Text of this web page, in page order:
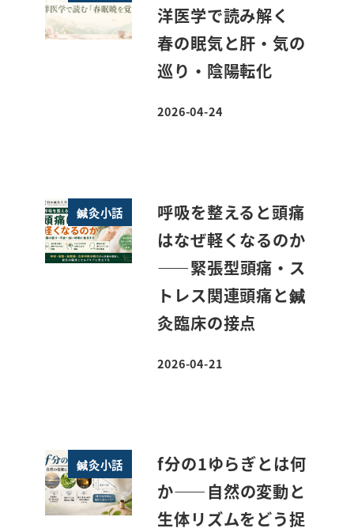
洋医学で読み解く
春の眠気と肝・気の
巡り・陰陽転化
投稿日
2026-04-24
鍼灸小話
呼吸を整えると頭痛
はなぜ軽くなるのか
――緊張型頭痛・ス
トレス関連頭痛と鍼
灸臨床の接点
投稿日
2026-04-21
鍼灸小話
f分の1ゆらぎとは何
か――自然の変動と
生体リズムをどう捉